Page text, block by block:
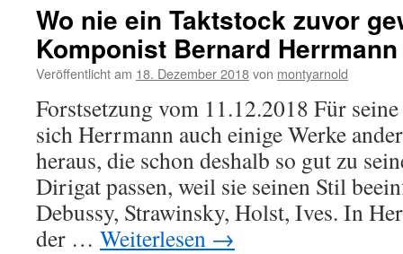
Wo nie ein Taktstock zuvor
Komponist Bernard Herrmann
Veröffentlicht am 18. Dezember 2018von montyarnold
Forstsetzung vom 11.12.2018 Für
sich Herrmann auch einige Werke
heraus, die schon deshalb so gut zu
Dirigat passen, weil sie seinen Stil
Debussy, Strawinsky, Holst, Ives. In
der … Weiterlesen →